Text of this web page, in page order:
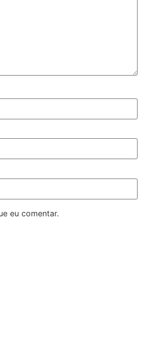
eu comentar.